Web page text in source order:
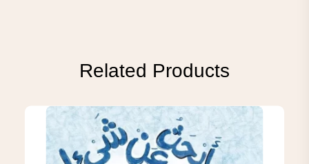
Related Products